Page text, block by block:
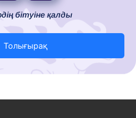
бітуіне қалды
Толығырақ